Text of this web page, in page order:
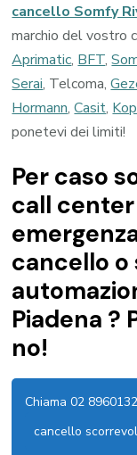
cancello Somfy
marchio del vostro
Aprimatic, BFT,
Serai, Telcoma,
Hormann,Casit,
ponetevi dei limiti!
Per caso
call
cancello o
Piadena ?
no!
Chiama 02
cancello